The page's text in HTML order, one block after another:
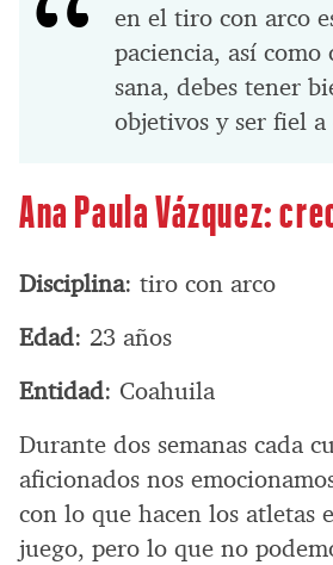
en el tiro con arco
paciencia, así
sana, debes tener
objetivos y ser fiel a
Ana Paula Vázquez:
Disciplina: tiro con arco
Edad: 23 años
Entidad: Coahuila
Durante dos semanas cada
aficionados nos
con lo que hacen los atletas
juego, pero lo que no